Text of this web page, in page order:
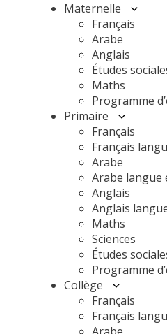
Maternelle
Français
Arabe
Anglais
Études
Maths
Programme
Primaire
Français
Français
Arabe
Arabe langue
Anglais
Anglais
Maths
Sciences
Études
Programme
Collège
Français
Français